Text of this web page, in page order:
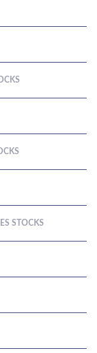
STOCKS